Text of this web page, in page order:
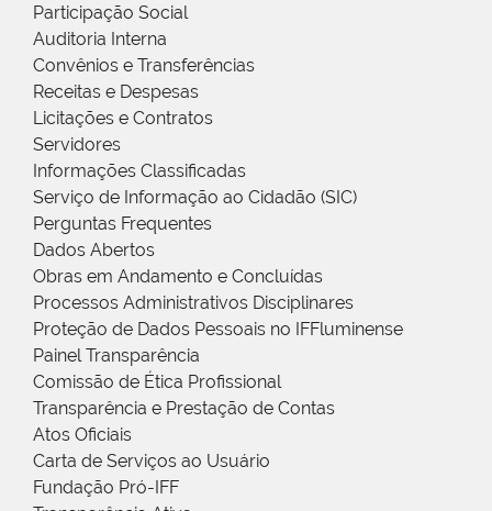
Participação Social
Auditoria Interna
Convênios e Transferências
Receitas e Despesas
Licitações e Contratos
Servidores
Informações Classificadas
Serviço de Informação ao Cidadão (SIC)
Perguntas Frequentes
Dados Abertos
Obras em Andamento e Concluídas
Processos Administrativos Disciplinares
Proteção de Dados Pessoais no IFFluminense
Painel Transparência
Comissão de Ética Profissional
Transparência e Prestação de Contas
Atos Oficiais
Carta de Serviços ao Usuário
Fundação Pró-IFF